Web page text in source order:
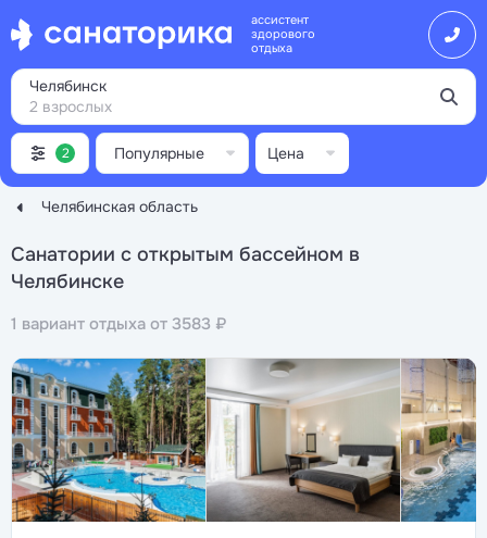
ассистент
здорового
отдыха
Челябинская область
Челябинск
2 взрослых
Санатории с открытым бассейном в
Челябинске
1 вариант отдыха от 3583 ₽
2 Популярные Цена